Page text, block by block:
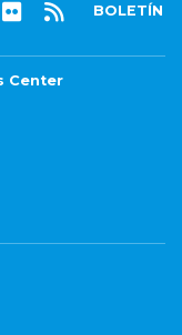
BOLETÍN
Center